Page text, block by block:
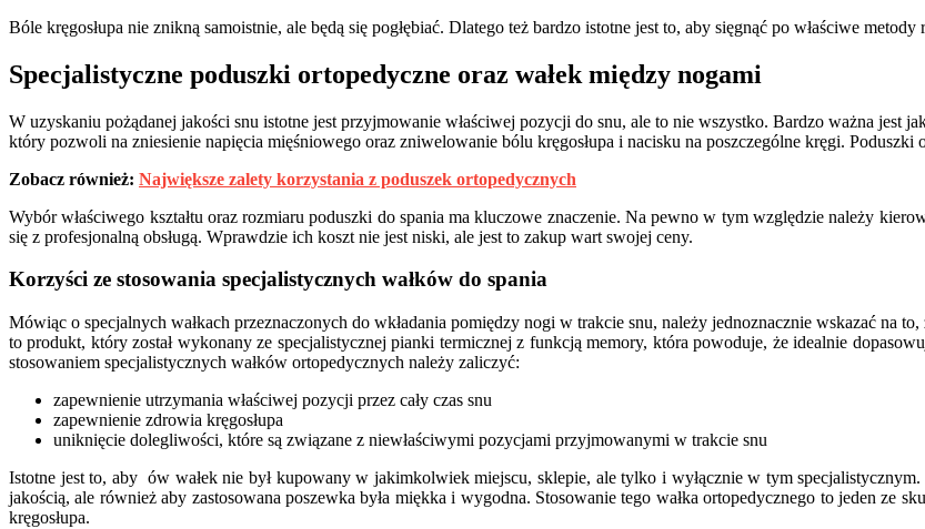
Bóle kręgosłupa nie znikną samoistnie, ale będą się pogłębiać. Dlatego też bardzo istotne jest to, aby sięgnąć po właściwe metody
Specjalistyczne poduszki ortopedyczne oraz wałek między nogami
W uzyskaniu pożądanej jakości snu istotne jest przyjmowanie właściwej pozycji do snu, ale to nie wszystko. Bardzo ważna jest
który pozwoli na zniesienie napięcia mięśniowego oraz zniwelowanie bólu kręgosłupa i nacisku na poszczególne kręgi. Poduszki
Zobacz również: Największe zalety korzystania z poduszek ortopedycznych
Wybór właściwego kształtu oraz rozmiaru poduszki do spania ma kluczowe znaczenie. Na pewno w tym względzie należy
się z profesjonalną obsługą. Wprawdzie ich koszt nie jest niski, ale jest to zakup wart swojej ceny.
Korzyści ze stosowania specjalistycznych wałków do spania
Mówiąc o specjalnych wałkach przeznaczonych do wkładania pomiędzy nogi w trakcie snu, należy jednoznacznie wskazać na
to produkt, który został wykonany ze specjalistycznej pianki termicznej z funkcją memory, która powoduje, że idealnie
stosowaniem specjalistycznych wałków ortopedycznych należy zaliczyć:
zapewnienie utrzymania właściwej pozycji przez cały czas snu
zapewnienie zdrowia kręgosłupa
uniknięcie dolegliwości, które są związane z niewłaściwymi pozycjami przyjmowanymi w trakcie snu
Istotne jest to, aby ów wałek nie był kupowany w jakimkolwiek miejscu, sklepie, ale tylko i wyłącznie w tym
jakością, ale również aby zastosowana poszewka była miękka i wygodna. Stosowanie tego wałka ortopedycznego to jeden ze
kręgosłupa.